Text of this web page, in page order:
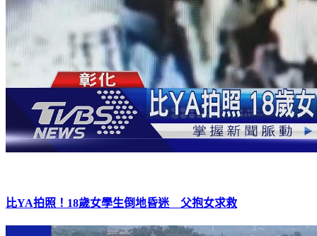
比YA拍照！18歲女學生倒地昏迷 父抱女求救